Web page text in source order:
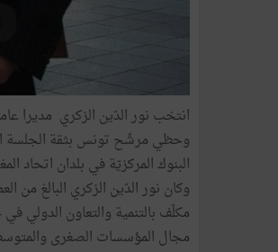
انتخب نور الدّين الزكري مديرا
وحظي مرشّح تونس بثقة الجلسة
البنوك المركزيّة في بلدان
مكلّف بالتنمية والتعاون الدولي
مجال المؤسسات الصغرى